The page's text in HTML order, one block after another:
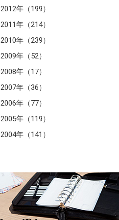
2012年（199）
2011年（214）
2010年（239）
2009年（52）
2008年（17）
2007年（36）
2006年（77）
2005年（119）
2004年（141）